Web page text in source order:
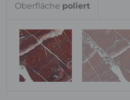
Oberfläche poliert